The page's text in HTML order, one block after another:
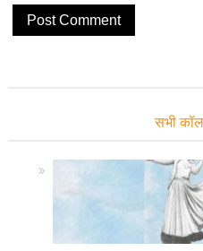
सभी